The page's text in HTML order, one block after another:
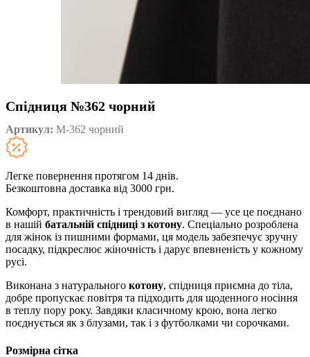
Спідниця №362 чорний
Артикул: М-362 чорний
Легке повернення протягом 14 днів.
Безкоштовна доставка від 3000 грн.
Комфорт, практичність і трендовий вигляд — усе це поєднано
в нашій батальній спідниці з котону. Спеціально розроблена
для жінок із пишними формами, ця модель забезпечує зручну
посадку, підкреслює жіночність і дарує впевненість у кожному
русі.
Виконана з натурального котону, спідниця приємна до тіла,
добре пропускає повітря та підходить для щоденного носіння
в теплу пору року. Завдяки класичному крою, вона легко
поєднується як з блузами, так і з футболками чи сорочками.
Розмірна сітка